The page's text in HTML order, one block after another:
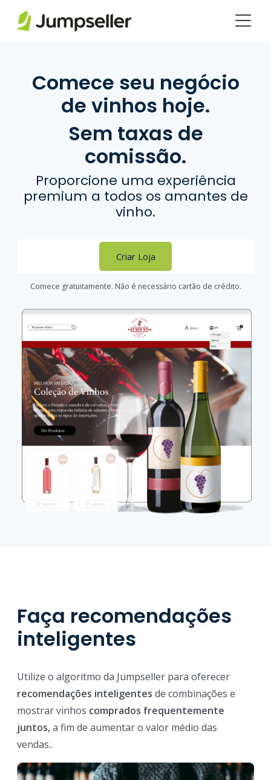
Comece seu negócio
de vinhos hoje.
Sem taxas de
comissão.
Proporcione uma experiência
premium a todos os amantes de
vinho.
Criar Loja
Comece gratuitamente. Não é necessário cartão de crédito.
Faça recomendações
inteligentes
Utilize o algoritmo da Jumpseller para oferecer
recomendações inteligentes de combinações e
mostrar vinhos comprados frequentemente
juntos,a fim de aumentar o valor médio das
vendas..